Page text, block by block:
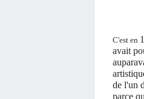
C'est en
avait
de l'un
parce